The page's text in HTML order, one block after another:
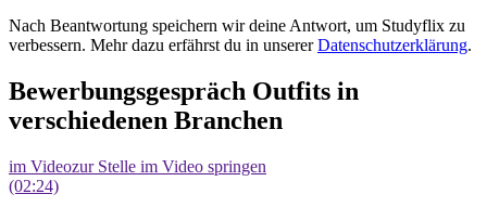
Nach Beantwortung speichern wir deine Antwort, um Studyflix zu
verbessern. Mehr dazu erfährst du in unsererDatenschutzerklärung.
Bewerbungsgespräch Outfits in
verschiedenen Branchen
im Videozur Stelle im Video springen
(02:24)